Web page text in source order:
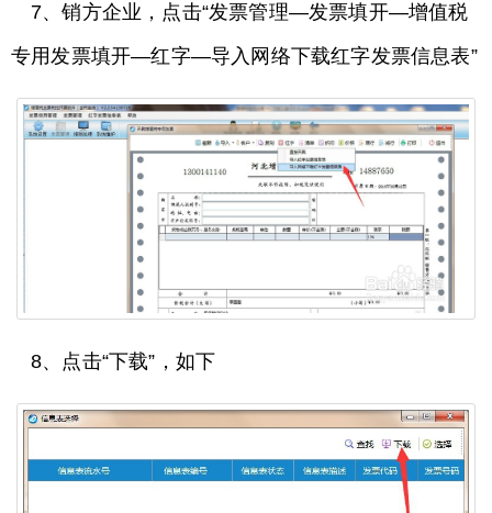
7、销方企业，点击“发票管理—发票填开—增值税
专用发票填开—红字—导入网络下载红字发票信息表”
8、点击“下载”，如下